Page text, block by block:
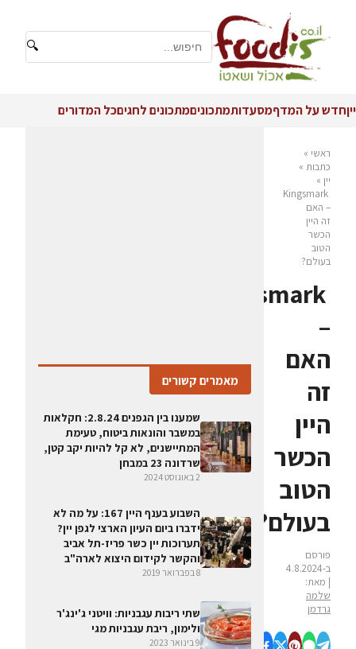
🔍
ייןחדש על המדףמסעדותמתכוניםמתכונים לחגיםכל המדורים
ראשי »
כתבות »
יין »
Kingsmark
– האם
זה היין
הכשר
הטוב
בעולם?
Kingsmark
–
האם
זה
היין
הכשר
הטוב
בעולם?
פורסם
ב-4.8.2024
| מאת:
שלמה
גרדמן
מאמרים קשורים
שמענו בין הגפנים 2.8.24: חקלאות
במשבר והונאות ביטוח, טעימת
המתיישנים, לא קל להיות יקב קטן,
שרדונה 23 במבחן
2 באוגוסט 2024
השבוע בענף היין 167: על מה לא
ידברו ביום העיון הארצי לגפן יין?
תערוכות יין כשר פריז-תל אביב
והקשר לקידום היצוא לארה"ב
8 בפברואר 2019
שתי ריבות עגבניות: וויטני ג'ינג'ר
ולימון, ריבת עגבניות מגי
9 בינואר 2023